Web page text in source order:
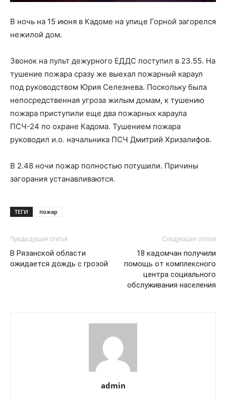
В ночь на 15 июня в Кадоме на улице Горной загорелся
нежилой дом.
Звонок на пульт дежурного ЕДДС поступил в 23.55. На
тушение пожара сразу же выехал пожарный караул
под руководством Юрия Селезнева. Поскольку была
непосредственная угроза жилым домам, к тушению
пожара приступили еще два пожарных караула
ПСЧ-24 по охране Кадома. Тушением пожара
руководил и.о. начальника ПСЧ Дмитрий Хризалифов.
В 2.48 ночи пожар полностью потушили. Причины
загорания устанавливаются.
ТЕГИ пожар
Предыдущая статья
В Рязанской области
ожидается дождь с грозой
Следующая статья
18 кадомчан получили
помощь от комплексного
центра социального
обслуживания населения
admin